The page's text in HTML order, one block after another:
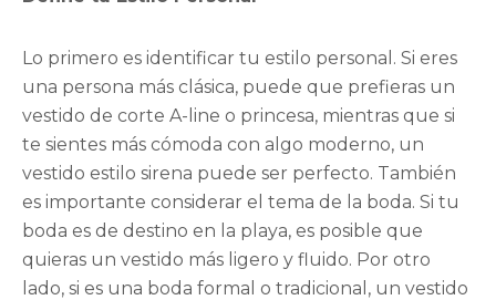
Lo primero es identificar tu estilo personal. Si eres
una persona más clásica, puede que prefieras un
vestido de corte A-line o princesa, mientras que si
te sientes más cómoda con algo moderno, un
vestido estilo sirena puede ser perfecto. También
es importante considerar el tema de la boda. Si tu
boda es de destino en la playa, es posible que
quieras un vestido más ligero y fluido. Por otro
lado, si es una boda formal o tradicional, un vestido